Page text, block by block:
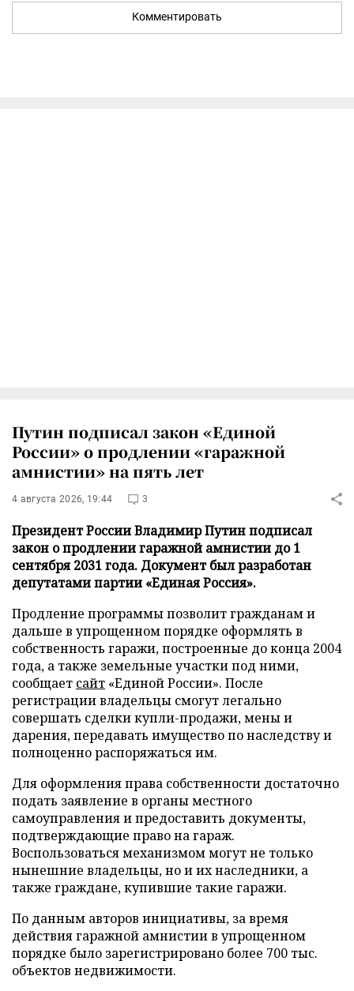
Комментировать
Путин подписал закон «Единой
России» о продлении «гаражной
амнистии» на пять лет
4 августа 2026, 19:44 3
Президент России Владимир Путин подписал
закон о продлении гаражной амнистии до 1
сентября 2031 года. Документ был разработан
депутатами партии «Единая Россия».
Продление программы позволит гражданам и
дальше в упрощенном порядке оформлять в
собственность гаражи, построенные до конца 2004
года, а также земельные участки под ними,
сообщает сайт «Единой России». После
регистрации владельцы смогут легально
совершать сделки купли-продажи, мены и
дарения, передавать имущество по наследству и
полноценно распоряжаться им.
Для оформления права собственности достаточно
подать заявление в органы местного
самоуправления и предоставить документы,
подтверждающие право на гараж.
Воспользоваться механизмом могут не только
нынешние владельцы, но и их наследники, а
также граждане, купившие такие гаражи.
По данным авторов инициативы, за время
действия гаражной амнистии в упрощенном
порядке было зарегистрировано более 700 тыс.
объектов недвижимости.